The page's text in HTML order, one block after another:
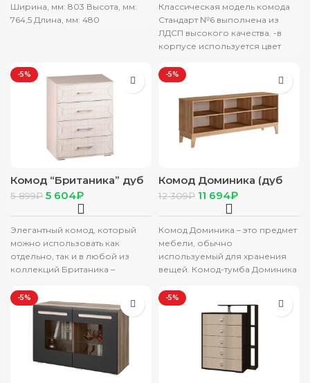
Ширина, мм: 803 Высота, мм:
764,5 Длина, мм: 480
Классическая модель комода
Стандарт №6 выполнена из
ЛДСП высокого качества. -в
корпусе используется цвет
цвете
-5%
Комод “Британика” дуб
атланта
5 899₽ 5 604₽
Элегантный комод, который
можно использовать как
отдельно, так и в любой из
коллекций Британика –
подростковой или прихожей.
-5%
Комод Доминика (дуб
сонома/белый софт)
12 309₽ 11 694₽
Комод Доминика – это предмет
мебели, обычно
используемый для хранения
вещей. Комод-тумба Доминика
современной фрезеровкой в
-5% -5%